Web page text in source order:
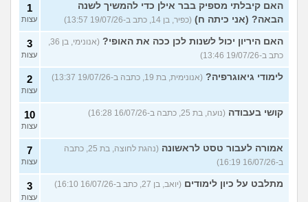
האם קיבלתי מספיק בבר אילן כדי להמשיך לשנה
הבאה? (אני כיתה ח) (כפיר, בן 14, כתב ב-19/07/26 13:57)
1
עצות
האם היריון יכול לשנות לכן ככה את האופי?
(אנונימי, בן 36,
כתב ב-19/07/26 13:46)
3
עצות
לימודי גיאוגרפיה? (אנונימית, בת 19, כתבה ב-19/07/26 13:37) 2
עצות
קושי בעבודה (נועה, בת 25, כתבה ב-16/07/26 16:28) 10
עצות
אמורה לעבור טסט לראשונה
(נהגת לחוצה, בת 25, כתבה
ב-16/07/26 16:19)
7
עצות
מתלבט על כיון לימודים (יואב, בן 27, כתב ב-16/07/26 16:10) 3
עצות